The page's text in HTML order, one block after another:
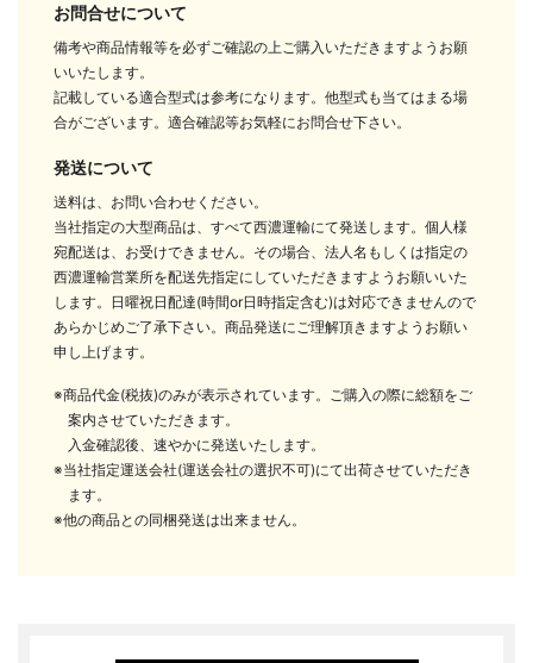
お問合せについて
備考や商品情報等を必ずご確認の上ご購入いただきますようお願
いいたします。
記載している適合型式は参考になります。他型式も当てはまる場
合がございます。適合確認等お気軽にお問合せ下さい。
発送について
送料は、お問い合わせください。
当社指定の大型商品は、すべて西濃運輸にて発送します。個人様
宛配送は、お受けできません。その場合、法人名もしくは指定の
西濃運輸営業所を配送先指定にしていただきますようお願いいた
します。日曜祝日配達(時間or日時指定含む)は対応できませんので
あらかじめご了承下さい。商品発送にご理解頂きますようお願い
申し上げます。
※商品代金(税抜)のみが表示されています。ご購入の際に総額をご
案内させていただきます。
入金確認後、速やかに発送いたします。
※当社指定運送会社(運送会社の選択不可)にて出荷させていただき
ます。
※他の商品との同梱発送は出来ません。